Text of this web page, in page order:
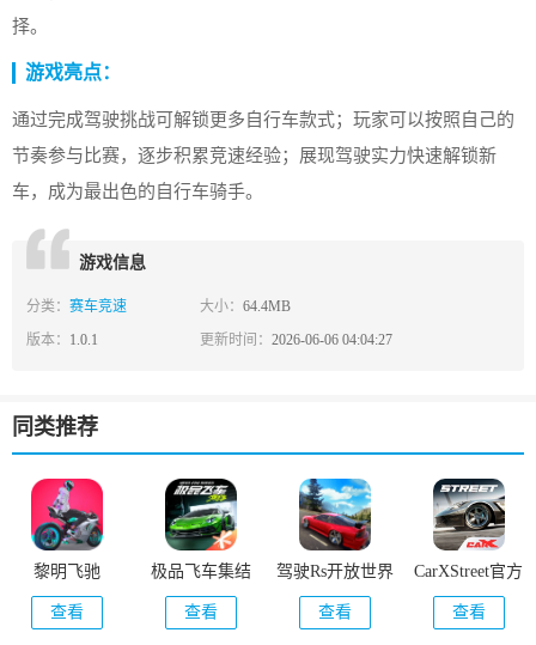
择。
游戏亮点：
通过完成驾驶挑战可解锁更多自行车款式；玩家可以按照自己的
节奏参与比赛，逐步积累竞速经验；展现驾驶实力快速解锁新
车，成为最出色的自行车骑手。
游戏信息
分类： 赛车竞速 大小：64.4MB
版本： 1.0.1 更新时间：2026-06-06 04:04:27
同类推荐
黎明飞驰
查看
极品飞车集结
查看
驾驶Rs开放世界
赛车
查看
CarXStreet官方
正版
查看